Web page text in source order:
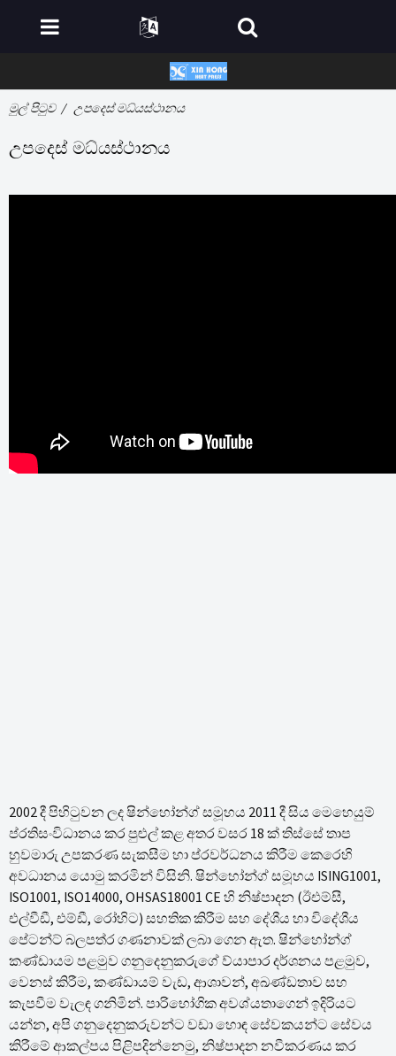
මුල් පිටුව උපදෙස් මධ්යස්ථානය
උපදෙස් මධ්යස්ථානය
2002 දී පිහිටුවන ලද ෂින්හෝන්ග් සමූහය 2011 දී සිය මෙහෙයුම්
ප්රතිසංවිධානය කර පුළුල් කළ අතර වසර 18 ක් තිස්සේ තාප
හුවමාරු උපකරණ සැකසීම හා ප්රවර්ධනය කිරීම කෙරෙහි
අවධානය යොමු කරමින් විසිනි. ෂින්හෝන්ග් සමූහය ISING1001,
ISO1001, ISO14000, OHSAS18001 CE හි නිෂ්පාදන (ඊඑම්සී,
එල්වීඩී, එම්ඩී, රෝහිට) සහතික කිරීම සහ දේශීය හා විදේශීය
පේටන්ට් බලපත්ර ගණනාවක් ලබා ගෙන ඇත. ෂින්හෝන්ග්
කණ්ඩායම පළමුව ගනුදෙනුකරුගේ ව්යාපාර දර්ශනය පළමුව,
වෙනස් කිරීම, කණ්ඩායම් වැඩ, ආශාවන්, අඛණ්ඩතාව සහ
කැපවීම වැලඳ ගනිමින්. පාරිභෝගික අවශ්යතාගෙන් ඉදිරියට
යන්න, අපි ගනුදෙනුකරුවන්ට වඩා හොඳ සේවකයන්ට සේවය
කිරීමේ ආකල්පය පිළිපදින්නෙමු, නිෂ්පාදන නවීකරණය කර